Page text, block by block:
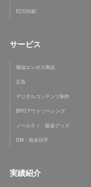
ECO印刷
サービス
擬似エンボス商品
広告
デジタルコンテンツ制作
BPOアウトソーシング
ノベルティ・販促グッズ
DM・宛名印字
実績紹介